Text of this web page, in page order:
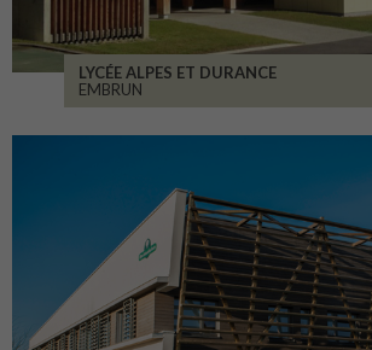
LYCÉE ALPES ET DURANCE
EMBRUN